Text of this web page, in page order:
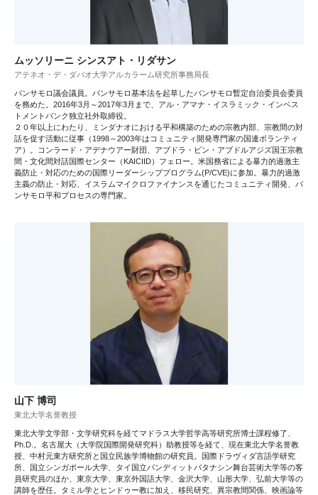
ムッソリーニ シンスアト・リダサン
アテネオ・デ・ダバオ大学アルカラーム研究所事務局長
バンサモロ議会議員。バンサモロ基本法を起草したバンサモロ暫定自治委員会委員
を務めた。2016年3月～2017年3月まで、アル・アマナ・イスラミック・インベス
トメントバンク独立社外取締役。
２０年以上にわたり、ミンダナオにおける平和構築のための宗教内部、宗教間の対
話を促す活動に従事（1998～2003年はコミュニティ開発専門家の国連ボランティ
ア）。コンラード・アデナウアー財団、アブドラ・ビン・アブドルアジズ国王宗教
間・文化間対話国際センター（KAICIID）フェロー。米国務省による暴力的過激主
義防止・対応のための国際リーダーシッププログラム(P/CVE)に参加。暴力的過激
主義の防止・対応、イスラムマイクロファイナンスを通じたコミュニティ開発、バ
ンサモロ平和プロセスの専門家。
山下 博司
東北大学名誉教授
東北大学文学部・文学研究科を経てマドラス大学哲学高等研究所博士課程修了、
Ph.D.。名古屋大（大学院国際開発研究科）助教授等を経て、現在東北大学名誉教
授、中村元東方研究所と国立民族学博物館の研究員。国際ドラヴィダ言語学研究
所、国立シンガポール大学、タイ国立バンディットパタナシン舞台芸術大学等の客
員研究員のほか、東京大学、東京外国語大学、金沢大学、山形大学、弘前大学等の
講師を歴任。タミル学とヒンドゥー教に加え、移民研究、異宗教間関係、映画論等